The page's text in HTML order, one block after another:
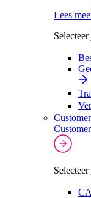
Lees